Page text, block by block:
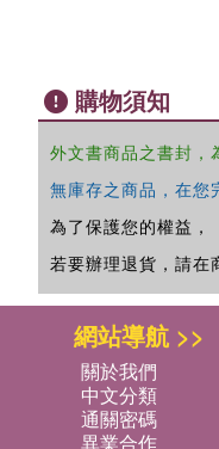
購物須知
外文書商品之書封，
無庫存之商品，在您
為了保護您的權益，
若要辦理退貨，請在
網站導航 >>
關於我們
中文分類
通關密碼
異業合作